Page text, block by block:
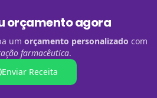
orçamento agora
um orçamento personalizado com
farmacêutica.
Enviar Receita